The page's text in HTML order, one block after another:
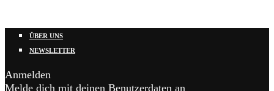
ÜBER UNS
NEWSLETTER
Anmelden
Melde dich mit deinen Benutzerdaten an